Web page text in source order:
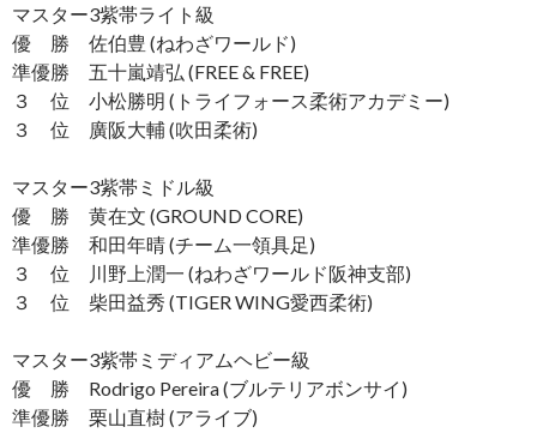
マスター3紫帯ライト級
優 勝 佐伯豊 (ねわざワールド)
準優勝 五十嵐靖弘 (FREE & FREE)
３ 位 小松勝明 (トライフォース柔術アカデミー)
３ 位 廣阪大輔 (吹田柔術)
マスター3紫帯ミドル級
優 勝 黄在文 (GROUND CORE)
準優勝 和田年晴 (チーム一領具足)
３ 位 川野上潤一 (ねわざワールド阪神支部)
３ 位 柴田益秀 (TIGER WING愛西柔術)
マスター3紫帯ミディアムヘビー級
優 勝 Rodrigo Pereira (ブルテリアボンサイ)
準優勝 栗山直樹 (アライブ)